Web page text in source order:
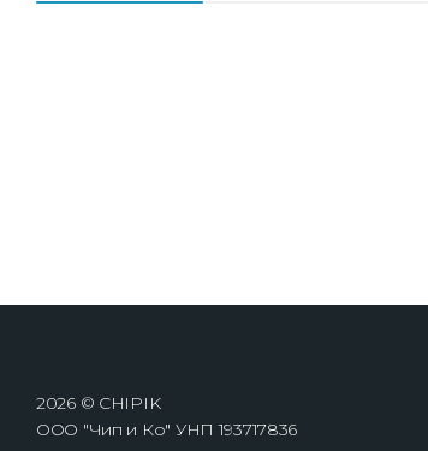
2026 © CHIPIK
ООО "Чип и Ко" УНП 193717836